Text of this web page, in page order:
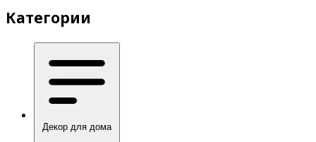
Категории
Декор для дома